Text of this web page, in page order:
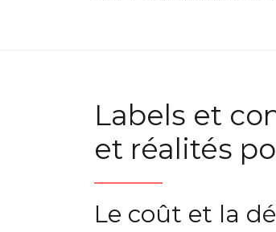
Labels et
et réalités
Le coût et la